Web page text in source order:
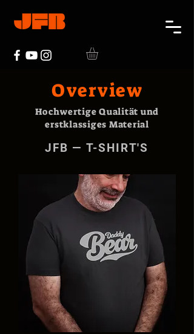
Overview
Hochwertige Qualität und
erstklassiges Material
JFB — T-SHIRT'S